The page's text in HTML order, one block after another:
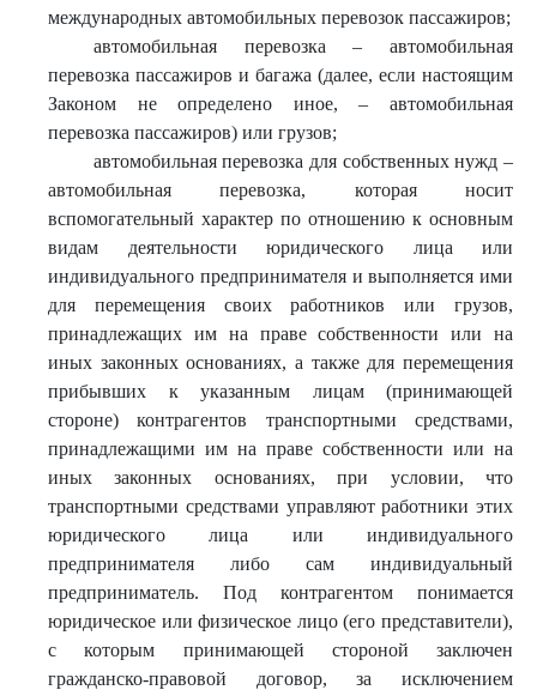
международных автомобильных перевозок пассажиров;
автомобильная перевозка – автомобильная
перевозка пассажиров и багажа (далее, если настоящим
Законом не определено иное, – автомобильная
перевозка пассажиров) или грузов;
автомобильная перевозка для собственных нужд –
автомобильная перевозка, которая носит
вспомогательный характер по отношению к основным
видам деятельности юридического лица или
индивидуального предпринимателя и выполняется ими
для перемещения своих работников или грузов,
принадлежащих им на праве собственности или на
иных законных основаниях, а также для перемещения
прибывших к указанным лицам (принимающей
стороне) контрагентов транспортными средствами,
принадлежащими им на праве собственности или на
иных законных основаниях, при условии, что
транспортными средствами управляют работники этих
юридического лица или индивидуального
предпринимателя либо сам индивидуальный
предприниматель. Под контрагентом понимается
юридическое или физическое лицо (его представители),
с которым принимающей стороной заключен
гражданско-правовой договор, за исключением